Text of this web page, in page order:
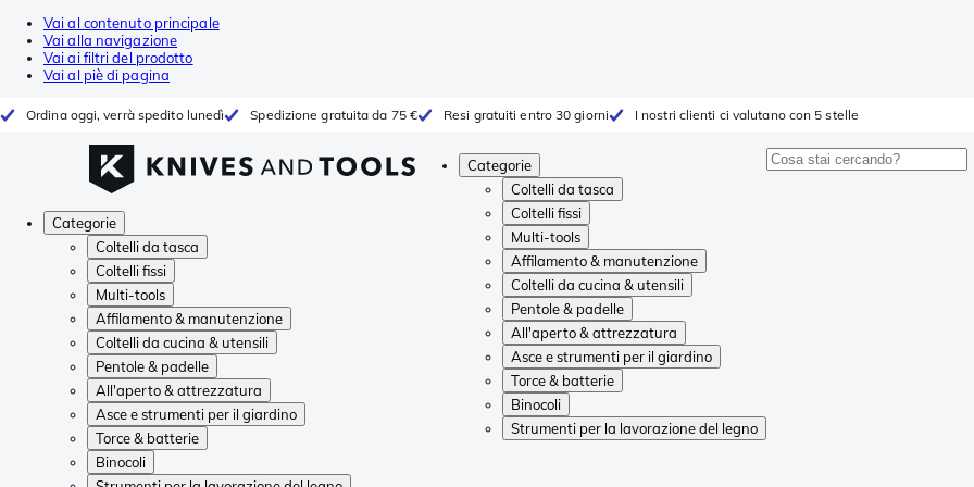
Vai al contenuto principale
Vai alla navigazione
Vai ai filtri del prodotto
Vai al piè di pagina
Ordina oggi, verrà spedito lunedì Spedizione gratuita da 75 € Resi gratuiti entro 30 giorni I nostri clienti ci valutano con 5 stelle
Categorie
Coltelli da tasca
Coltelli fissi
Multi-tools
Affilamento & manutenzione
Coltelli da cucina & utensili
Pentole & padelle
All'aperto & attrezzatura
Asce e strumenti per il giardino
Torce & batterie
Binocoli
Strumenti per la lavorazione del legno
Categorie
Coltelli da tasca
Coltelli fissi
Multi-tools
Affilamento & manutenzione
Coltelli da cucina & utensili
Pentole & padelle
All'aperto & attrezzatura
Asce e strumenti per il giardino
Torce & batterie
Binocoli